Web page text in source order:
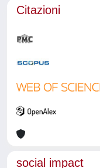
Citazioni
social impact